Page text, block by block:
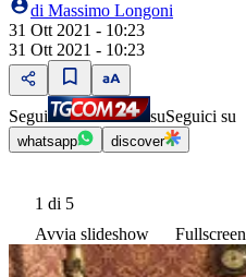
di Massimo Longoni
31 Ott 2021 - 10:23
31 Ott 2021 - 10:23
Segui suSeguici su
whatsapp discover
1 di 5
Avvia slideshow
Fullscreen